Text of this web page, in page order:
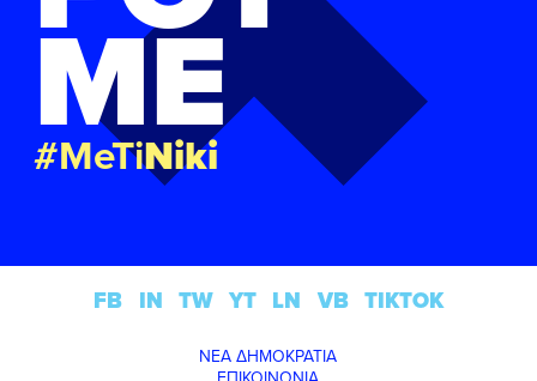
ΜΕ
#MeTiNiki
ΝΕΑ ΔΗΜΟΚΡΑΤΙΑ
FB IN TW YT LN VB TIKTOK